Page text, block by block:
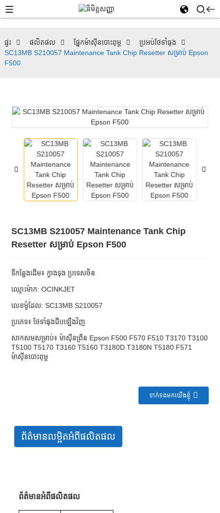
ផ្ទះ ផលិតផល ផ្នែកម៉ាស៊ីនបោះពុម្ព
ប្រអប់ថែទាំធុង
SC13MB S210057 Maintenance Tank Chip Resetter សម្រាប់ Epson
F500
SC13MB S210057 Maintenance Tank Chip
Resetter សម្រាប់ Epson F500
ទីកន្លែងដើម៖ ក្វាងទុង ប្រទេសចិន
ឈ្មោះម៉ាក: OCINKJET
លេខម៉ូដែល: SC13MB S210057
ប្រភេទ៖ ថែទាំធុងជីបឡើងវិញ
សាកសមសម្រាប់៖ ម៉ាស៊ីនព្រីន Epson F500 F570 F510 T3170 T3100
T5100 T5170 T3160 T5160 T3180D T3180N T5180 F571
ម៉ាស៊ីនបោះពុម្ព
ទាក់ទងមកយើងខ្ញុំ
ព័ត៌មានលម្អិតអំពីផលិតផល
ព័ត៌មានអំពីផលិតផល